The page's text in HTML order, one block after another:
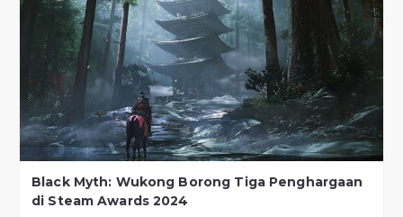
Black Myth: Wukong Borong Tiga Penghargaan
di Steam Awards 2024